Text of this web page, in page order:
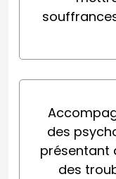
des
présentant
des